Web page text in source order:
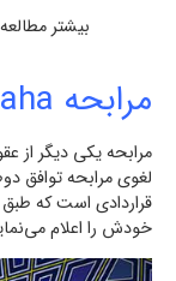
بیشتر
مرابحه Murabaha
مرابحه یکی دیگر از
لغوی مرابحه توافق
قراردادي است كه طبق
خودش را اعلام